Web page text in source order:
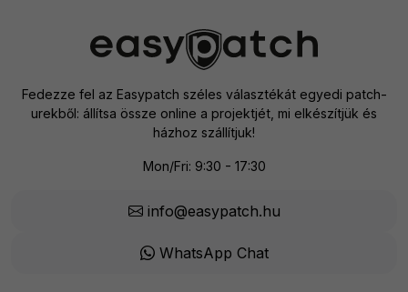
Fedezze fel az Easypatch széles választékát egyedi patch-
urekből: állítsa össze online a projektjét, mi elkészítjük és
házhoz szállítjuk!
Mon/Fri: 9:30 - 17:30
info@easypatch.hu
WhatsApp Chat